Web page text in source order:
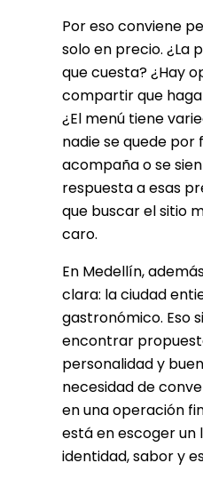
Por eso conviene
solo en precio. ¿La
que cuesta? ¿Hay
compartir que
¿El menú tiene
nadie se quede por
acompaña o se
respuesta a esas
que buscar el sitio
caro.
En Medellín,
clara: la ciudad
gastronómico. Eso
encontrar
personalidad y
necesidad de
en una operación
está en escoger un
identidad, sabor y